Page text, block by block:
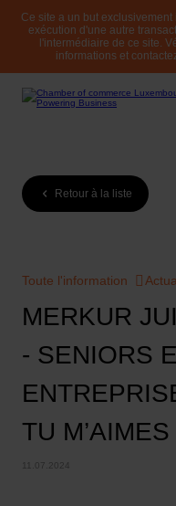
Ce site a un but
exécution d'une autre
l'intermédiaire de ce site.
informations et
Retour à la liste
Toute l'information
MERKUR
- SENIORS
TU M’AIMES
11.07.2024